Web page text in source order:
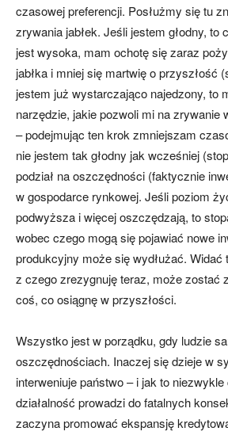
czasowej preferencji. Posłużmy się tu
zrywania jabłek. Jeśli jestem głodny, to
jest wysoka, mam ochotę się zaraz
jabłka i mniej się martwię o przyszłość
jestem już wystarczająco najedzony, to
narzędzie, jakie pozwoli mi na zrywanie
– podejmując ten krok zmniejszam
nie jestem tak głodny jak wcześniej
podział na oszczędności (faktycznie
w gospodarce rynkowej. Jeśli poziom
podwyższa i więcej oszczędzają, to
wobec czego mogą się pojawiać nowe
produkcyjny może się wydłużać. Widać
z czego zrezygnuję teraz, może zostać
coś, co osiągnę w przyszłości.
Wszystko jest w porządku, gdy ludzie
oszczędnościach. Inaczej się dzieje w
interweniuje państwo – i jak to
działalność prowadzi do fatalnych
zaczyna promować ekspansję